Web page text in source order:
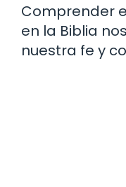
Comprender
en la Biblia
nuestra fe y